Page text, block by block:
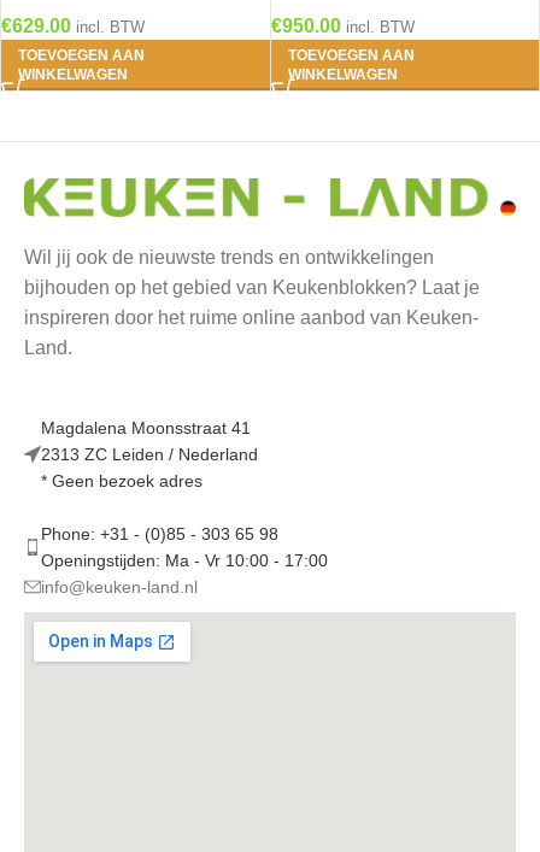
€629.00 incl. BTW
TOEVOEGEN AAN
WINKELWAGEN
wandkasten RAI-1046
€950.00 incl. BTW
TOEVOEGEN AAN
WINKELWAGEN
Wil jij ook de nieuwste trends en ontwikkelingen
bijhouden op het gebied van Keukenblokken? Laat je
inspireren door het ruime online aanbod van Keuken-
Land.
Magdalena Moonsstraat 41
2313 ZC Leiden / Nederland
* Geen bezoek adres
Phone: +31 - (0)85 - 303 65 98
Openingstijden: Ma - Vr 10:00 - 17:00
info@keuken-land.nl